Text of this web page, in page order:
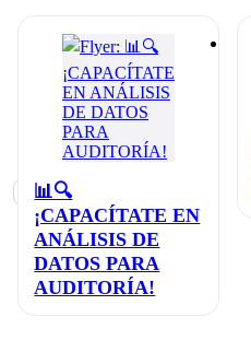
📊🔍
¡CAPACÍTATE EN
ANÁLISIS DE
DATOS PARA
AUDITORÍA!